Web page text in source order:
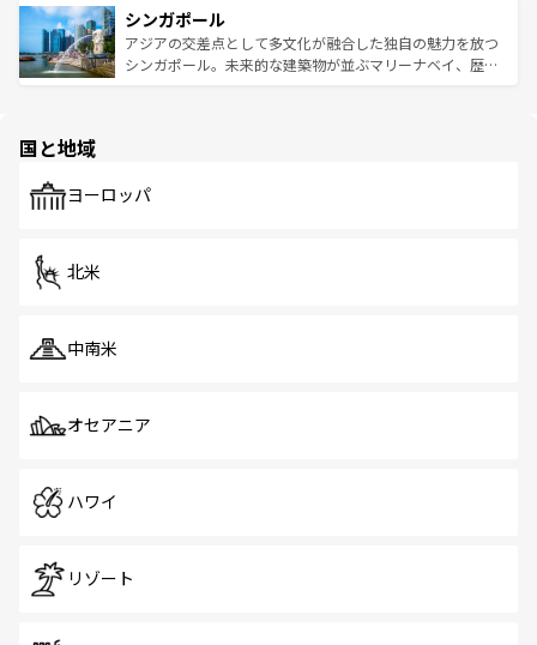
参照してほしい。
激する。気候は一年中温暖で、どの季節にも異なる楽しみ
が待っている。親しみやすいタイの人々、仏教を中心とし
た文化、そして多様な観光資源が、訪れる旅人を魅了し続
み、どこを訪れても感動するはず。観光スポットが密集し
ており、効率よく見どころを回れるのも魅力。息をのむよ
うな絶景から文化的な体験まで、香港を存分に楽しみ尽く
シンガポール
アジアの交差点として多文化が融合した独自の魅力を放つ
シンガポール。未来的な建築物が並ぶマリーナベイ、歴史
で、ホーカーズは地元の風情を楽しめる外せないスポット
国と地域
ヨーロッパ
北米
中南米
オセアニア
ハワイ
リゾート